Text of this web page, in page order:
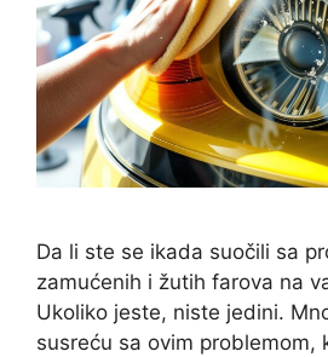
Da li ste se ikada suočili sa
zamućenih i žutih farova na
Ukoliko jeste, niste jedini.
susreću sa ovim problemom,